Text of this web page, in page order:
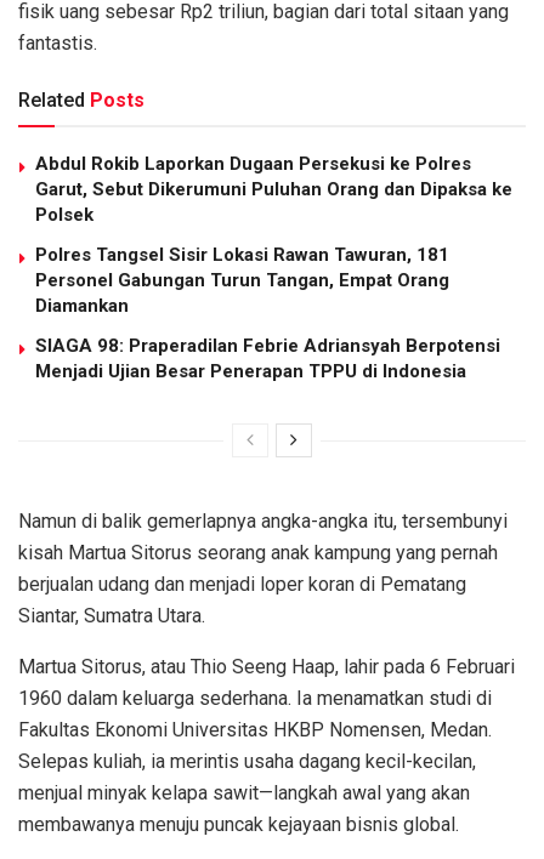
fisik uang sebesar Rp2 triliun, bagian dari total sitaan yang
fantastis.
Related Posts
Abdul Rokib Laporkan Dugaan Persekusi ke Polres
Garut, Sebut Dikerumuni Puluhan Orang dan Dipaksa ke
Polsek
Polres Tangsel Sisir Lokasi Rawan Tawuran, 181
Personel Gabungan Turun Tangan, Empat Orang
Diamankan
SIAGA 98: Praperadilan Febrie Adriansyah Berpotensi
Menjadi Ujian Besar Penerapan TPPU di Indonesia
Namun di balik gemerlapnya angka-angka itu, tersembunyi
kisah Martua Sitorus seorang anak kampung yang pernah
berjualan udang dan menjadi loper koran di Pematang
Siantar, Sumatra Utara.
Martua Sitorus, atau Thio Seeng Haap, lahir pada 6 Februari
1960 dalam keluarga sederhana. Ia menamatkan studi di
Fakultas Ekonomi Universitas HKBP Nomensen, Medan.
Selepas kuliah, ia merintis usaha dagang kecil-kecilan,
menjual minyak kelapa sawit—langkah awal yang akan
membawanya menuju puncak kejayaan bisnis global.